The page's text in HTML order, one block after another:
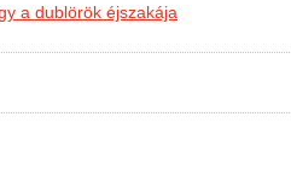
a dublörök éjszakája